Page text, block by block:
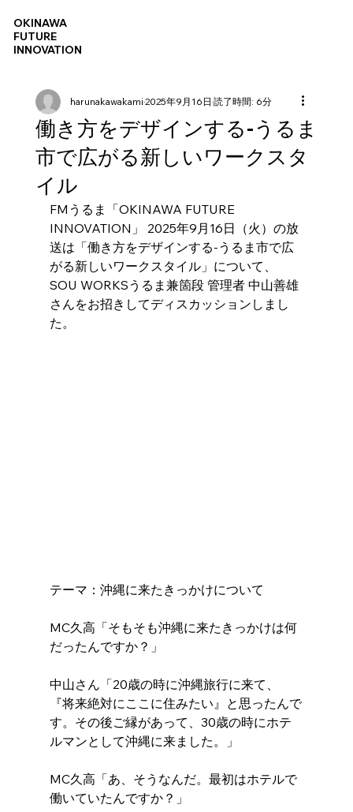
OKINAWA
FUTURE
INNOVATION
働き方をデザインする-うるま
市で広がる新しいワークスタ
イル
harunakawakami2025年9月16日 読了時間: 6分
FMうるま「OKINAWA FUTURE
INNOVATION」 2025年9月16日（火）の放
送は「働き方をデザインする-うるま市で広
がる新しいワークスタイル」について、
SOU WORKSうるま兼箇段 管理者 中山善雄
さんをお招きしてディスカッションしまし
た。
テーマ：沖縄に来たきっかけについて
MC久高「そもそも沖縄に来たきっかけは何
だったんですか？」
中山さん「20歳の時に沖縄旅行に来て、
『将来絶対にここに住みたい』と思ったんで
す。その後ご縁があって、30歳の時にホテ
ルマンとして沖縄に来ました。」
MC久高「あ、そうなんだ。最初はホテルで
働いていたんですか？」